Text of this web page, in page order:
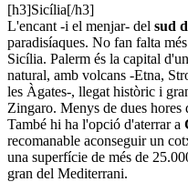
[h3]Sicília[/h3]
L'encant -i el menjar- del sud
paradisíaques. No fan falta
Sicília. Palerm és la capital
natural, amb volcans -Etna,
les Àgates-, llegat històric i
Zingaro. Menys de dues hores
També hi ha l'opció d'aterrar a
recomanable aconseguir un
una superfície de més de
gran del